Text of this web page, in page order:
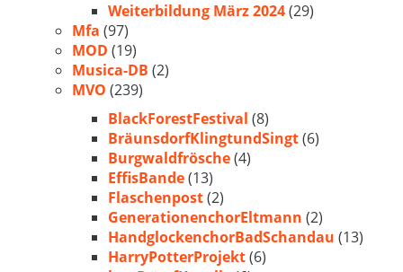
Weiterbildung März 2024(29)
Mfa (97)
MOD (19)
Musica-DB (2)
MVO (239)
BlackForestFestival (8)
BräunsdorfKlingtundSingt(6)
Burgwaldfrösche(4)
EffisBande(13)
Flaschenpost(2)
GenerationenchorEltmann (2)
HandglockenchorBadSchandau (13)
HarryPotterProjekt(6)